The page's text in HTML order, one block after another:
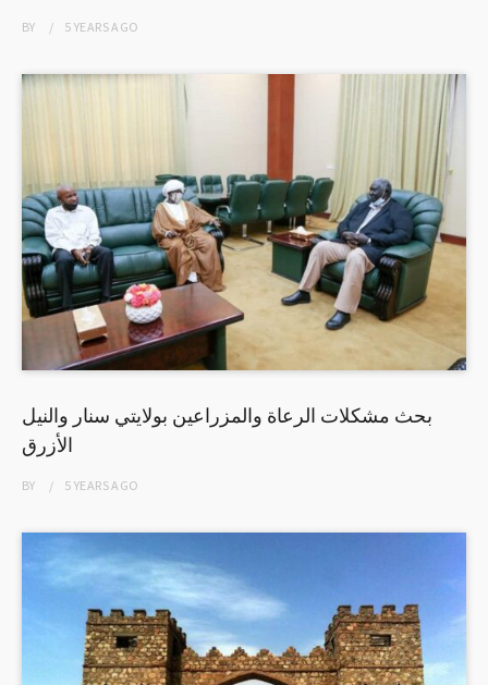
BY 5 YEARSAGO
بحث مشكلات الرعاة والمزراعين بولايتي سنار والنيل
الأزرق
BY 5 YEARSAGO